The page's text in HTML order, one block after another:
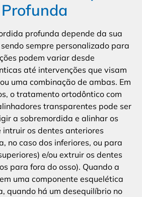
profunda depende da sua
sempre personalizado para
podem variar desde
até intervenções que visam
uma combinação de ambas. Em
o tratamento ortodôntico com
transparentes pode ser
a sobremordida e alinhar os
intruir os dentes anteriores
no caso dos inferiores, ou para
e/ou extruir os dentes
para fora do osso). Quando a
uma componente esquelética
quando há um desequilíbrio no